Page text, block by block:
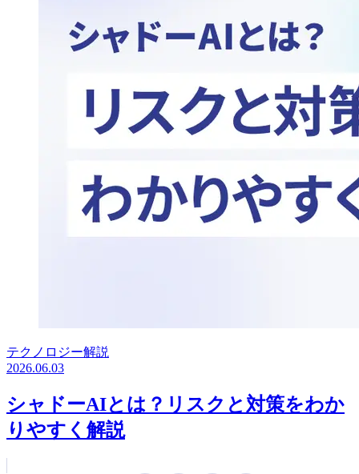
テクノロジー解説
2026.06.03
シャドーAIとは？リスクと対策をわか
りやすく解説